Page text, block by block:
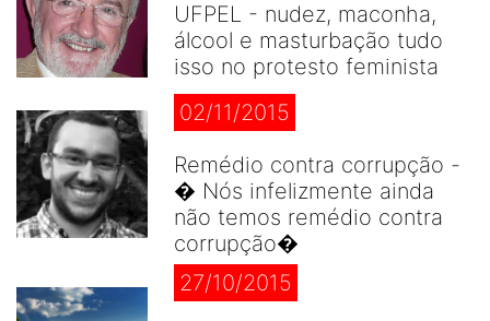
UFPEL - nudez, maconha,
álcool e masturbação tudo
isso no protesto feminista
02/11/2015
Remédio contra corrupção -
� Nós infelizmente ainda
não temos remédio contra
corrupção�
27/10/2015